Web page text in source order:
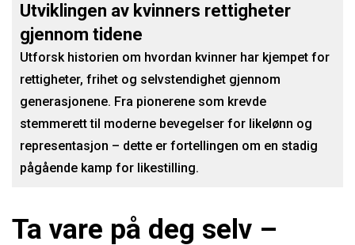
Utviklingen av kvinners rettigheter
gjennom tidene
Utforsk historien om hvordan kvinner har kjempet for
rettigheter, frihet og selvstendighet gjennom
generasjonene. Fra pionerene som krevde
stemmerett til moderne bevegelser for likelønn og
representasjon – dette er fortellingen om en stadig
pågående kamp for likestilling.
Ta vare på deg selv –